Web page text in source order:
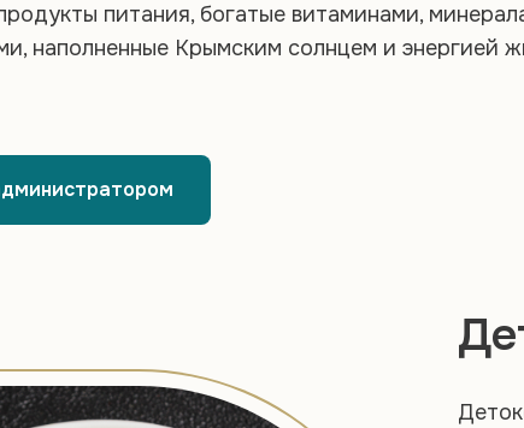
питания, богатые витаминами,
наполненные Крымским солнцем и энергией